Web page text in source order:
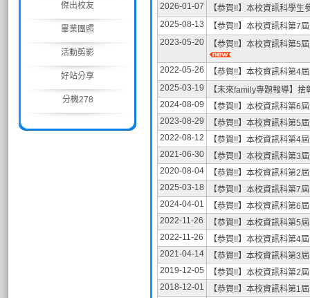
傑出校友
畢業團照
活動剪影
好站分享
分機278
2026-01-07
【恭賀!!】本校資訊科學
2025-08-13
【恭賀!!】本校資訊科第7
2023-05-20
【恭賀!!】本校資訊科第5
2022-05-26
【恭賀!!】本校資訊科第4
2025-03-19
【未來family專題報導】
2024-08-09
【恭賀!!】本校資訊科第6
2023-08-29
【恭賀!!】本校資訊科第5
2022-08-12
【恭賀!!】本校資訊科第4
2021-06-30
【恭賀!!】本校資訊科第3
2020-08-04
【恭賀!!】本校資訊科第2
2025-03-18
【恭賀!!】本校資訊科第7
2024-04-01
【恭賀!!】本校資訊科第6
2022-11-26
【恭賀!!】本校資訊科第5
2022-11-26
【恭賀!!】本校資訊科第4
2021-04-14
【恭賀!!】本校資訊科第3
2019-12-05
【恭賀!!】本校資訊科第2
2018-12-01
【恭賀!!】本校資訊科第1